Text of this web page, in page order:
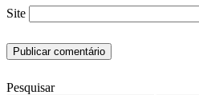
Site
Pesquisar